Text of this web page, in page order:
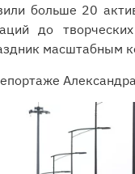
больше 20
до
масштабным